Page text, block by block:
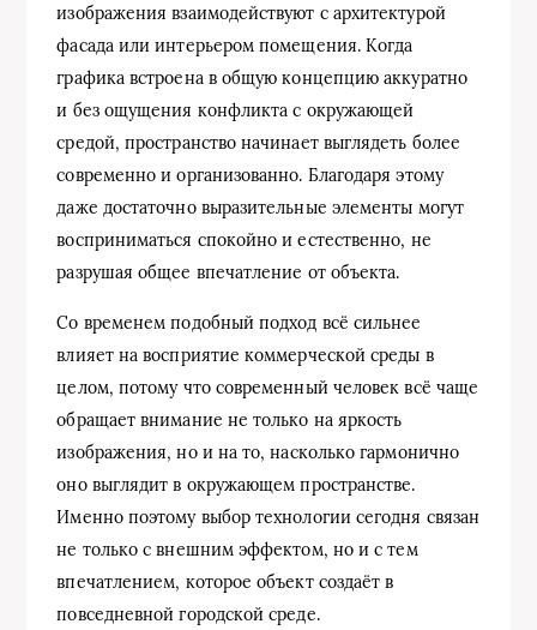
изображения взаимодействуют с архитектурой
фасада или интерьером помещения. Когда
графика встроена в общую концепцию аккуратно
и без ощущения конфликта с окружающей
средой, пространство начинает выглядеть более
современно и организованно. Благодаря этому
даже достаточно выразительные элементы могут
восприниматься спокойно и естественно, не
разрушая общее впечатление от объекта.
Со временем подобный подход всё сильнее
влияет на восприятие коммерческой среды в
целом, потому что современный человек всё чаще
обращает внимание не только на яркость
изображения, но и на то, насколько гармонично
оно выглядит в окружающем пространстве.
Именно поэтому выбор технологии сегодня связан
не только с внешним эффектом, но и с тем
впечатлением, которое объект создаёт в
повседневной городской среде.